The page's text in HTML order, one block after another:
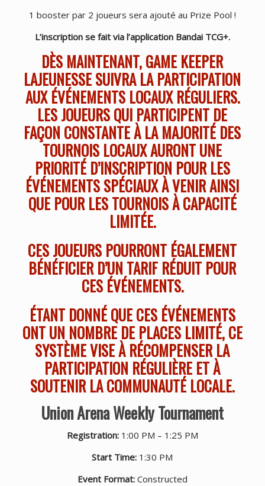
1 booster par 2 joueurs sera ajouté au Prize Pool !
L’inscription se fait via l’application Bandai TCG+.
DÈS MAINTENANT, GAME KEEPER
LAJEUNESSE SUIVRA LA PARTICIPATION
AUX ÉVÉNEMENTS LOCAUX RÉGULIERS.
LES JOUEURS QUI PARTICIPENT DE
FAÇON CONSTANTE À LA MAJORITÉ DES
TOURNOIS LOCAUX AURONT UNE
PRIORITÉ D’INSCRIPTION POUR LES
ÉVÉNEMENTS SPÉCIAUX À VENIR AINSI
QUE POUR LES TOURNOIS À CAPACITÉ
LIMITÉE.
CES JOUEURS POURRONT ÉGALEMENT
BÉNÉFICIER D’UN TARIF RÉDUIT POUR
CES ÉVÉNEMENTS.
ÉTANT DONNÉ QUE CES ÉVÉNEMENTS
ONT UN NOMBRE DE PLACES LIMITÉ, CE
SYSTÈME VISE À RÉCOMPENSER LA
PARTICIPATION RÉGULIÈRE ET À
SOUTENIR LA COMMUNAUTÉ LOCALE.
Union Arena Weekly Tournament
Registration:1:00 PM – 1:25 PM
Start Time: 1:30 PM
Event Format:Constructed